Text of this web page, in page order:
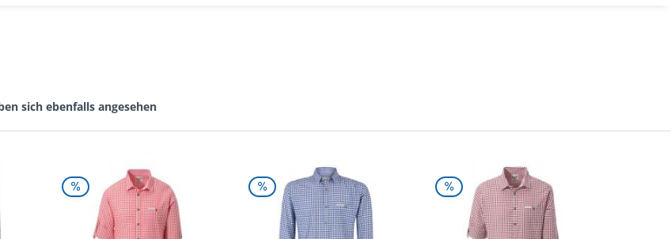
sich ebenfalls angesehen